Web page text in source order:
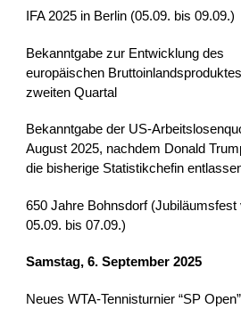
IFA 2025 in Berlin (05.09. bis 09.09.)
Bekanntgabe zur Entwicklung des
europäischen
zweiten Quartal
Bekanntgabe der US-
August 2025, nachdem Donald
die bisherige Statistikchefin
650 Jahre Bohnsdorf (Jubiläumsfest
05.09. bis 07.09.)
Samstag, 6. September 2025
Neues WTA-Tennisturnier “SP